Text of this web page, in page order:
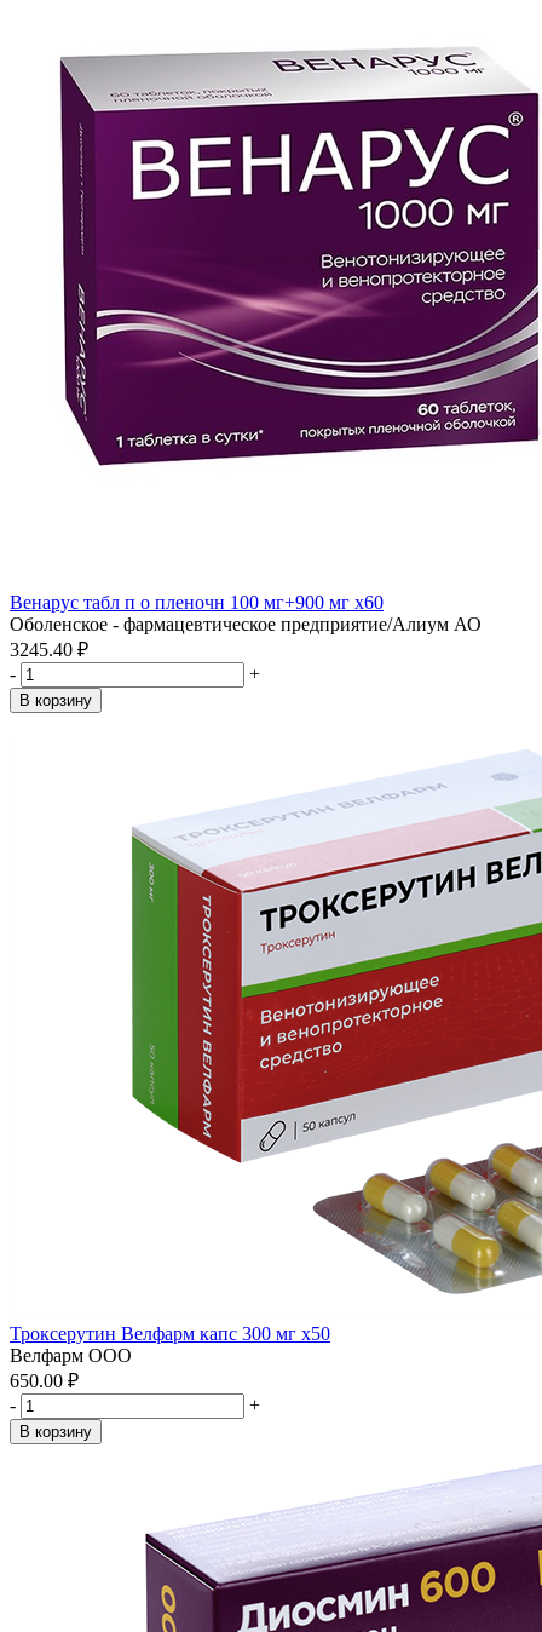
Венарус табл п о пленочн 100 мг+900 мг x60
Оболенское - фармацевтическое предприятие/Алиум АО
3245.40 ₽
-
+
В корзину
Троксерутин Велфарм капс 300 мг x50
Велфарм ООО
650.00 ₽
-
+
В корзину